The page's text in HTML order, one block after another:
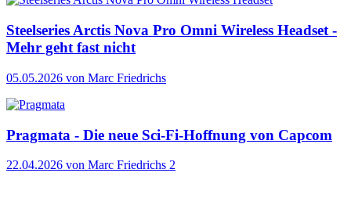
Steelseries Arctis Nova Pro Omni Wireless Headset -
Mehr geht fast nicht
05.05.2026 von Marc Friedrichs
Pragmata - Die neue Sci-Fi-Hoffnung von Capcom
22.04.2026 von Marc Friedrichs 2